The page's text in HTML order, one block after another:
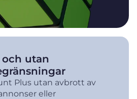
utan
Plus utan avbrott av
eller